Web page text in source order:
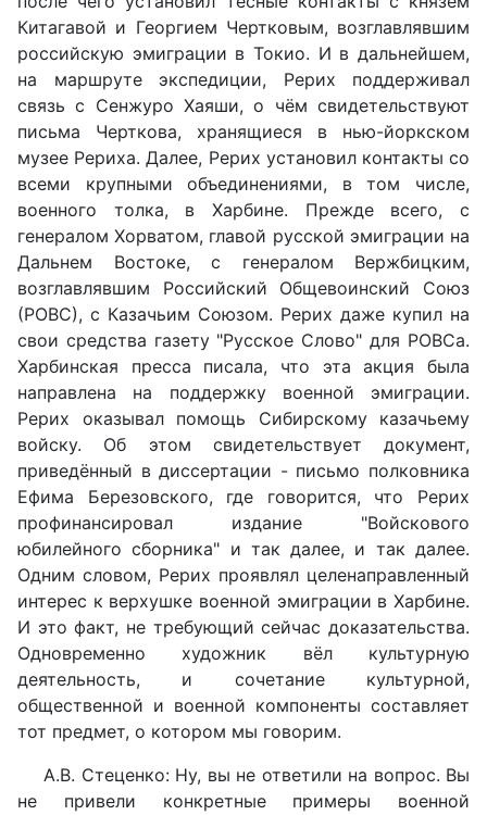
Китагавой и Георгием Чертковым, возглавлявшим
российскую эмиграции в Токио. И в дальнейшем,
на маршруте экспедиции, Рерих поддерживал
связь с Сенжуро Хаяши, о чём свидетельствуют
письма Черткова, хранящиеся в нью-йоркском
музее Рериха. Далее, Рерих установил контакты со
всеми крупными объединениями, в том числе,
военного толка, в Харбине. Прежде всего, с
генералом Хорватом, главой русской эмиграции на
Дальнем Востоке, с генералом Вержбицким,
возглавлявшим Российский Общевоинский Союз
(РОВС), с Казачьим Союзом. Рерих даже купил на
свои средства газету "Русское Слово" для РОВСа.
Харбинская пресса писала, что эта акция была
направлена на поддержку военной эмиграции.
Рерих оказывал помощь Сибирскому казачьему
войску. Об этом свидетельствует документ,
приведённый в диссертации - письмо полковника
Ефима Березовского, где говорится, что Рерих
профинансировал издание "Войскового
юбилейного сборника" и так далее, и так далее.
Одним словом, Рерих проявлял целенаправленный
интерес к верхушке военной эмиграции в Харбине.
И это факт, не требующий сейчас доказательства.
Одновременно художник вёл культурную
деятельность, и сочетание культурной,
общественной и военной компоненты составляет
тот предмет, о котором мы говорим.
А.В. Стеценко: Ну, вы не ответили на вопрос. Вы
не привели конкретные примеры военной